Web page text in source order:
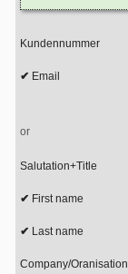
Kundennummer
Email
or
Salutation+Title
First name
Last name
Company/Oranisation